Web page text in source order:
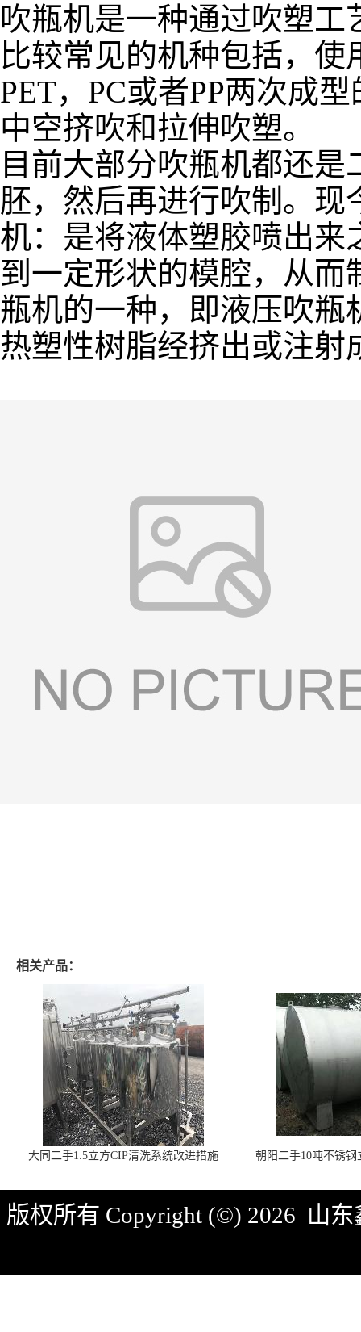
吹瓶机是一种通过吹塑
比较常见的机种包括，使
PET，PC或者PP两次成
中空挤吹和拉伸吹塑。
目前大部分吹瓶机都还
胚，然后再进行吹制。现
机：是将液体塑胶喷出来
到一定形状的模腔，从
瓶机的一种，即液压吹瓶
热塑性树脂经挤出或注射
相关产品：
大同二手1.5立方CIP清洗系统改进措施 朝阳二手10吨不锈
版权所有 Copyright (©) 2026 山